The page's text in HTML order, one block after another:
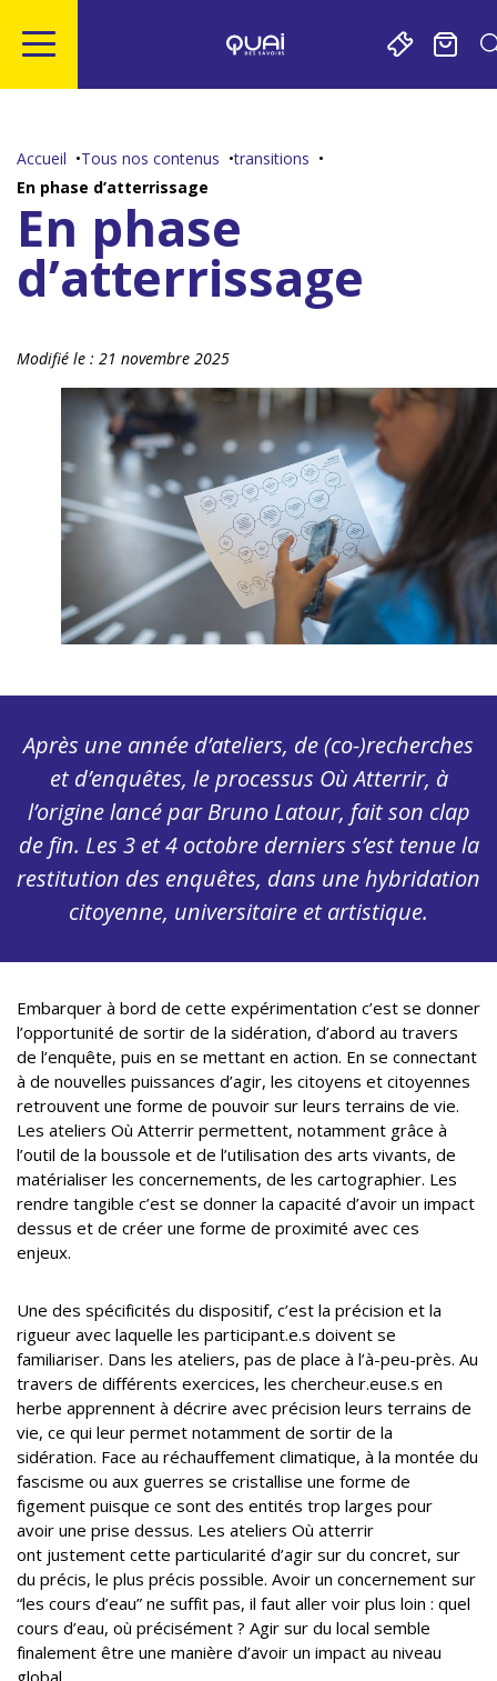
contenu
Accueil Tous nos contenus
transitions
En phase d’atterrissage
En phase
d’atterrissage
Modifié le : 21 novembre 2025
Après une année d’ateliers, de (co-)recherches
et d’enquêtes, le processus Où Atterrir, à
l’origine lancé par Bruno Latour, fait son clap
de fin. Les 3 et 4 octobre derniers s’est tenue la
restitution des enquêtes, dans une hybridation
citoyenne, universitaire et artistique.
Embarquer à bord de cette expérimentation c’est se donner
l’opportunité de sortir de la sidération, d’abord au travers
de l’enquête, puis en se mettant en action. En se connectant
à de nouvelles puissances d’agir, les citoyens et citoyennes
retrouvent une forme de pouvoir sur leurs terrains de vie.
Les ateliers Où Atterrir permettent, notamment grâce à
l’outil de la boussole et de l’utilisation des arts vivants, de
matérialiser les concernements, de les cartographier. Les
rendre tangible c’est se donner la capacité d’avoir un impact
dessus et de créer une forme de proximité avec ces
enjeux.
Une des spécificités du dispositif, c’est la précision et la
rigueur avec laquelle les participant.e.s doivent se
familiariser. Dans les ateliers, pas de place à l’à-peu-près. Au
travers de différents exercices, les chercheur.euse.s en
herbe apprennent à décrire avec précision leurs terrains de
vie, ce qui leur permet notamment de sortir de la
sidération. Face au réchauffement climatique, à la montée du
fascisme ou aux guerres se cristallise une forme de
figement puisque ce sont des entités trop larges pour
avoir une prise dessus. Les ateliers Où atterrir
ont justement cette particularité d’agir sur du concret, sur
du précis, le plus précis possible. Avoir un concernement sur
“les cours d’eau” ne suffit pas, il faut aller voir plus loin : quel
cours d’eau, où précisément ? Agir sur du local semble
finalement être une manière d’avoir un impact au niveau
global.